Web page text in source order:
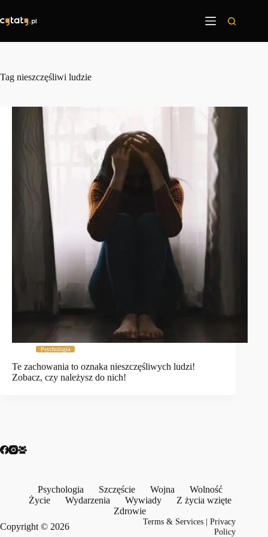
treści
Tag nieszczęśliwi ludzie
Psychologia
Te zachowania to oznaka nieszczęśliwych ludzi!
Zobacz, czy należysz do nich!
Psychologia Szczęście Wojna
Wolność
Życie
Wydarzenia Wywiady
Z życia wzięte
Zdrowie
Copyright © 2026
Terms & Services |Privacy
Policy